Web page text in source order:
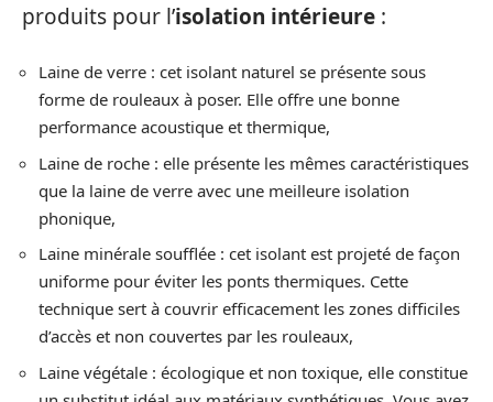
produits pour l’isolation intérieure :
Laine de verre : cet isolant naturel se présente sous
forme de rouleaux à poser. Elle offre une bonne
performance acoustique et thermique,
Laine de roche : elle présente les mêmes caractéristiques
que la laine de verre avec une meilleure isolation
phonique,
Laine minérale soufflée : cet isolant est projeté de façon
uniforme pour éviter les ponts thermiques. Cette
technique sert à couvrir efficacement les zones difficiles
d’accès et non couvertes par les rouleaux,
Laine végétale : écologique et non toxique, elle constitue